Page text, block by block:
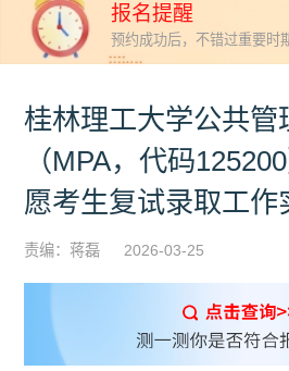
报名提醒
预约成功后，不错过重要时
桂林理工大学公共管
（MPA，代码
愿考生复试录取工作
责编：蒋磊 2026-03-25